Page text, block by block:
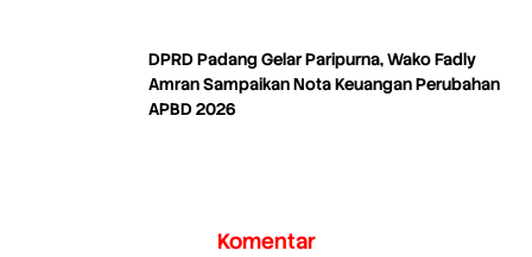
DPRD Padang Gelar Paripurna, Wako Fadly
Amran Sampaikan Nota Keuangan Perubahan
APBD 2026
Komentar